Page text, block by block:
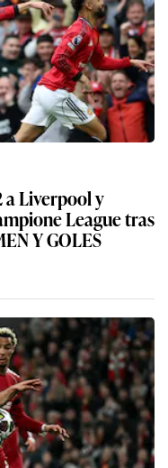
a Liverpool y
League tras
Y GOLES